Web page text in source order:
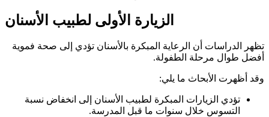
الزيارة الأولى لطبيب الأسنان
تظهر الدراسات أن الرعاية المبكرة بالأسنان تؤدي إلى صحة فموية
أفضل طوال مرحلة الطفولة.
وقد أظهرت الأبحاث ما يلي:
تؤدي الزيارات المبكرة لطبيب الأسنان إلى انخفاض نسبة
التسوس خلال سنوات ما قبل المدرسة.